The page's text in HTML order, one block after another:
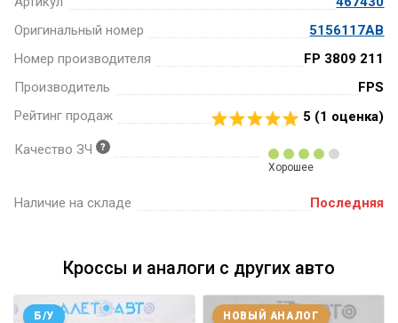
Оригинальный номер
5156117AB
Номер производителя
FP 3809 211
Производитель
FPS
Рейтинг продаж
5 (1 оценка)
Качество ЗЧ
Хорошее
Наличие на складе Последняя
Кроссы и аналоги с других авто
Б/У НОВЫЙ АНАЛОГ